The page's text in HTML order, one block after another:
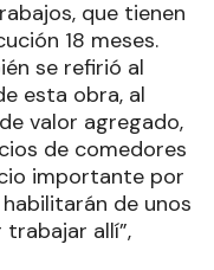
que tienen
18 meses.
se refirió al
esta obra, al
valor agregado,
de comedores
importante por
de unos
allí”,